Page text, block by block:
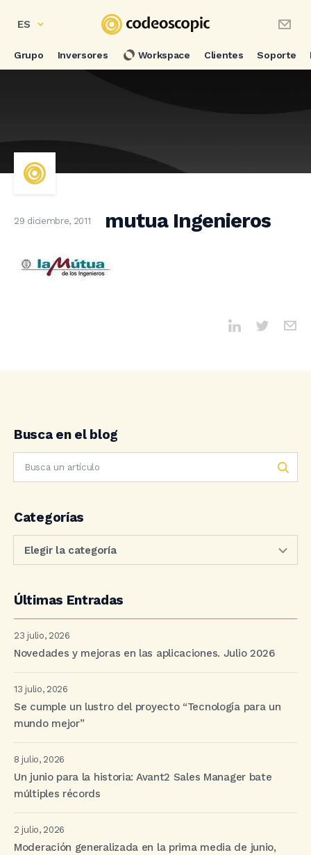
ES
Grupo Inversores Workspace Clientes Soporte
29 diciembre, 2011 mutua Ingenieros
Busca en el blog
Categorías
Últimas Entradas
23 julio, 2026
Novedades y mejoras en las aplicaciones. Julio 2026
13 julio, 2026
Se cumple un lustro del proyecto “Tecnología para un
mundo mejor”
8 julio, 2026
Un junio para la historia: Avant2 Sales Manager bate
múltiples récords
2 julio, 2026
Moderación generalizada en la prima media de junio,